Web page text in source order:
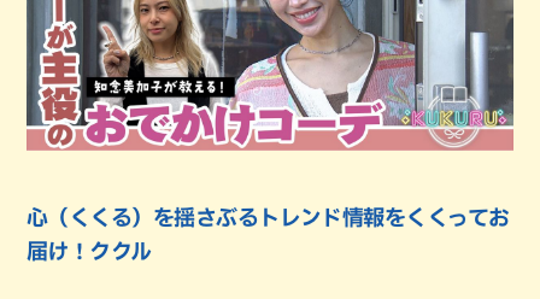
心（くくる）を揺さぶるトレンド情報をくくってお
届け！ククル